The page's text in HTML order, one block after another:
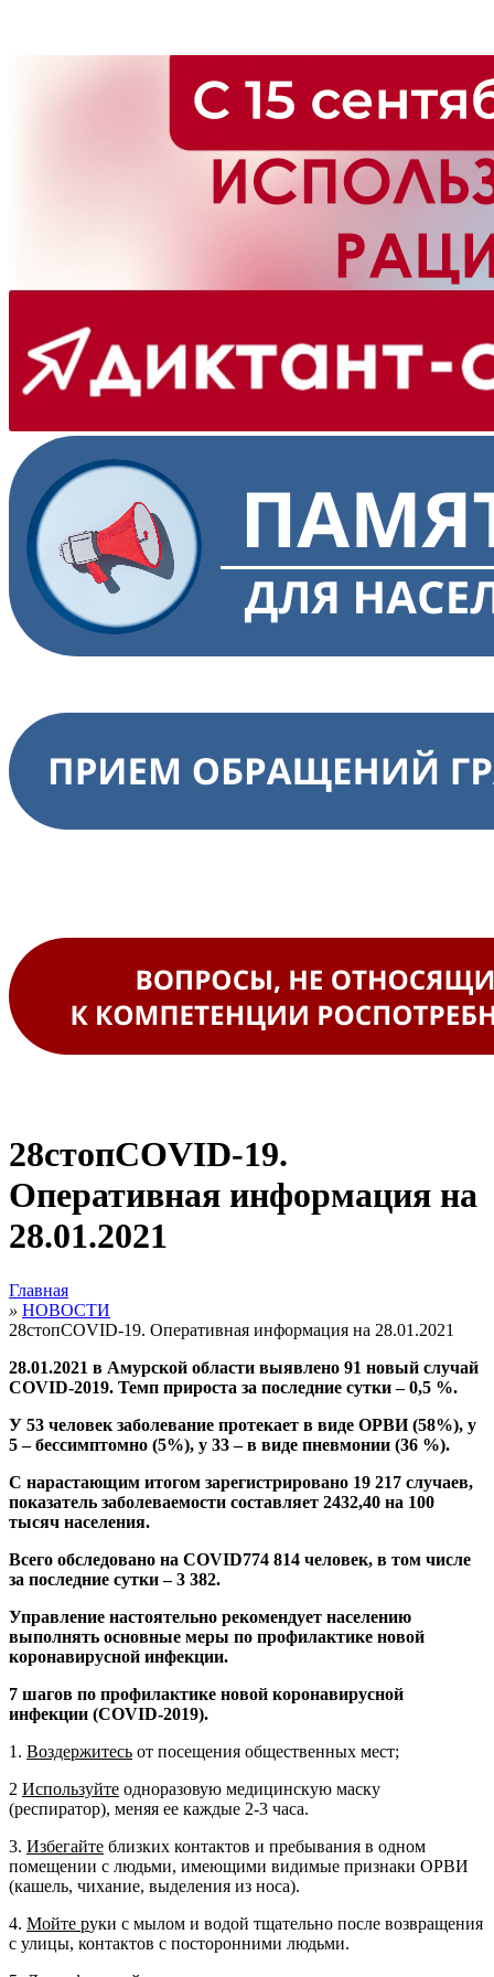
28стопCOVID-19.
Оперативная информация на
28.01.2021
Главная
» НОВОСТИ
28стопCOVID-19. Оперативная информация на 28.01.2021
28.01.2021 в Амурской области выявлено 91 новый случай
COVID-2019. Темп прироста за последние сутки – 0,5 %.
У 53 человек заболевание протекает в виде ОРВИ (58%), у
5 – бессимптомно (5%), у 33 – в виде пневмонии (36 %).
С нарастающим итогом зарегистрировано 19 217 случаев,
показатель заболеваемости составляет 2432,40 на 100
тысяч населения.
Всего обследовано на COVID774 814 человек, в том числе
за последние сутки – 3 382.
Управление настоятельно рекомендует населению
выполнять основные меры по профилактике новой
коронавирусной инфекции.
7 шагов по профилактике новой коронавирусной
инфекции (COVID-2019).
1. Воздержитесь от посещения общественных мест;
2 Используйте одноразовую медицинскую маску
(респиратор), меняя ее каждые 2-3 часа.
3. Избегайте близких контактов и пребывания в одном
помещении с людьми, имеющими видимые признаки ОРВИ
(кашель, чихание, выделения из носа).
4. Мойте руки с мылом и водой тщательно после возвращения
с улицы, контактов с посторонними людьми.